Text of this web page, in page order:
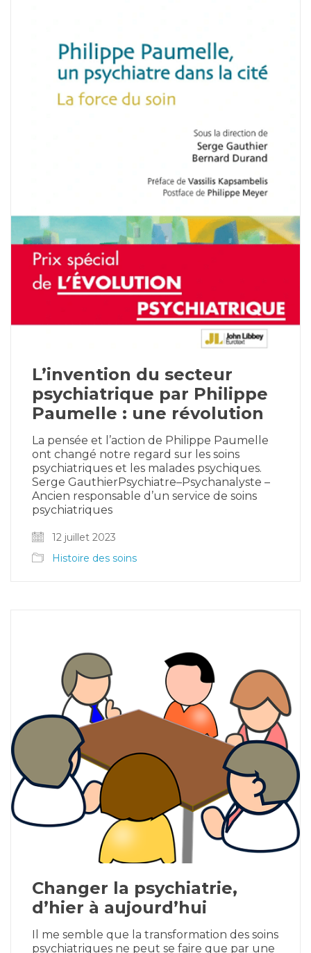
L’invention du secteur
psychiatrique par Philippe
Paumelle : une révolution
La pensée et l’action de Philippe Paumelle
ont changé notre regard sur les soins
psychiatriques et les malades psychiques.
Serge GauthierPsychiatre–Psychanalyste –
Ancien responsable d’un service de soins
psychiatriques
12 juillet 2023
Histoire des soins
Changer la psychiatrie,
d’hier à aujourd’hui
Il me semble que la transformation des soins
psychiatriques ne peut se faire que par une